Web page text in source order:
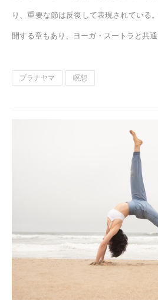
り、重要な節は反復して表現されている
開する章もあり、ヨーガ・スートラと共通
プラナヤマ 瞑想